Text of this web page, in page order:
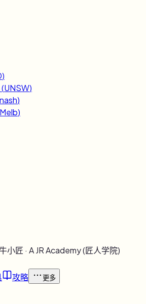
)
(UNSW)
)
)
小匠 · A JR Academy (匠人学院)
攻略 更多